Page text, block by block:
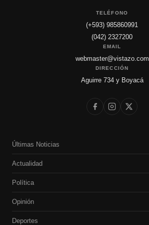
TELÉFONO
(+593) 985860991
(042) 2327200
EMAIL
webmaster@vistazo.com
DIRECCIÓN
Aguirre 734 y Boyacá
Últimas Noticias
Actualidad
Política
Opinión
Deportes